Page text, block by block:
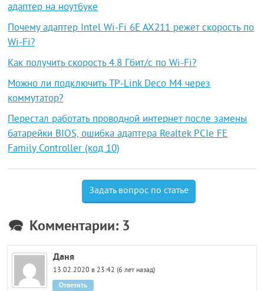
адаптер на ноутбуке
Почему адаптер Intel Wi-Fi 6E AX211 режет скорость по
Wi-Fi?
Как получить скорость 4.8 Гбит/с по Wi-Fi?
Можно ли подключить TP-Link Deco M4 через
коммутатор?
Перестал работать проводной интернет после замены
батарейки BIOS, ошибка адаптера Realtek PCIe FE
Family Controller (код 10)
Задать вопрос по статье
Комментарии: 3
Даня
13.02.2020 в 23:42 (6 лет назад)
Ответить